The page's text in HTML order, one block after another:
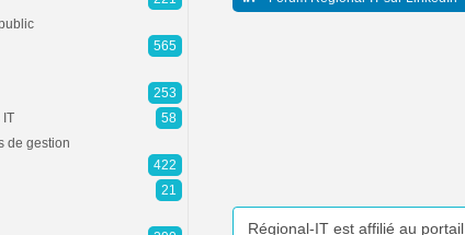
Régional-IT est affilié au portail
565
253
IT
58
de gestion
422
21